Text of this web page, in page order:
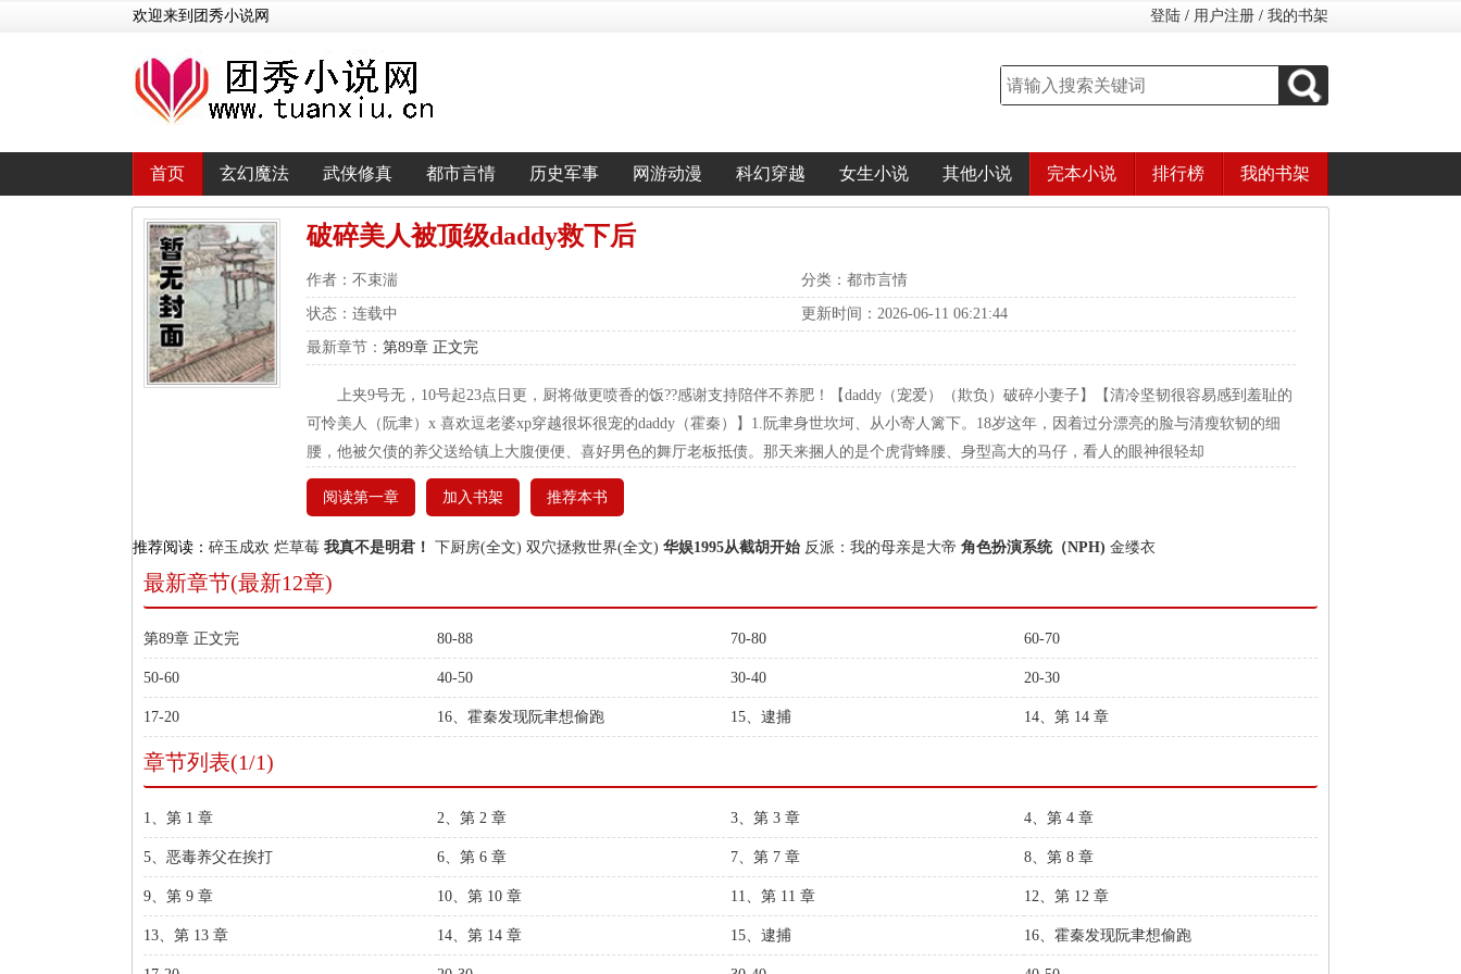
欢迎来到团秀小说网 登陆 / 用户注册 / 我的书架
首页 玄幻魔法 武侠修真 都市言情 历史军事 网游动漫 科幻穿越 女生小说 其他小说 完本小说 排行榜 我的书架
破碎美人被顶级daddy救下后
作者：不束湍 分类：都市言情
状态：连载中 更新时间：2026-06-11 06:21:44
最新章节： 第89章 正文完
上夹9号无，10号起23点日更，厨将做更喷香的饭??感谢支持陪伴不养肥！【daddy（宠爱）（欺负）破碎小妻子】【清冷坚韧很容易感到羞耻的
可怜美人（阮聿）x 喜欢逗老婆xp穿越很坏很宠的daddy（霍秦）】1.阮聿身世坎坷、从小寄人篱下。18岁这年，因着过分漂亮的脸与清瘦软韧的细
腰，他被欠债的养父送给镇上大腹便便、喜好男色的舞厅老板抵债。那天来捆人的是个虎背蜂腰、身型高大的马仔，看人的眼神很轻却
阅读第一章 加入书架 推荐本书
推荐阅读： 碎玉成欢 烂草莓 我真不是明君！ 下厨房(全文) 双穴拯救世界(全文) 华娱1995从截胡开始 反派：我的母亲是大帝 角色扮演系统（NPH) 金缕衣
最新章节(最新12章)
第89章 正文完 80-88 70-80 60-70
50-60 40-50 30-40 20-30
17-20 16、霍秦发现阮聿想偷跑 15、逮捕 14、第 14 章
章节列表(1/1)
1、第 1 章 2、第 2 章 3、第 3 章 4、第 4 章
5、恶毒养父在挨打 6、第 6 章 7、第 7 章 8、第 8 章
9、第 9 章 10、第 10 章 11、第 11 章 12、第 12 章
13、第 13 章 14、第 14 章 15、逮捕 16、霍秦发现阮聿想偷跑